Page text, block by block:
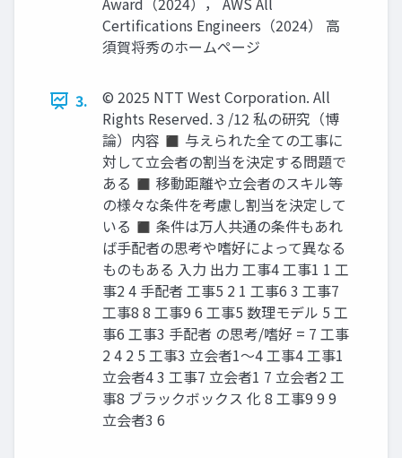
Certifications Engineers（2024） 高
須賀将秀のホームページ
3.
© 2025 NTT West Corporation. All
Rights Reserved. 3 /12 私の研究（博
論）内容 ◼ 与えられた全ての工事に
対して立会者の割当を決定する問題で
ある ◼ 移動距離や立会者のスキル等
の様々な条件を考慮し割当を決定して
いる ◼ 条件は万人共通の条件もあれ
ば手配者の思考や嗜好によって異なる
ものもある 入力 出力 工事4 工事1 1 工
事2 4 手配者 工事5 2 1 工事6 3 工事7
工事8 8 工事9 6 工事5 数理モデル 5 工
事6 工事3 手配者 の思考/嗜好 = 7 工事
2 4 2 5 工事3 立会者1～4 工事4 工事1
立会者4 3 工事7 立会者1 7 立会者2 工
事8 ブラックボックス 化 8 工事9 9 9
立会者3 6